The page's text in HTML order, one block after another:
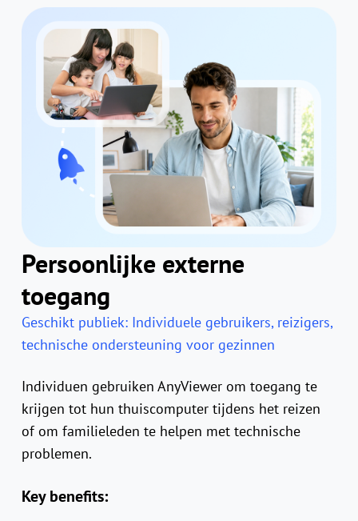
Persoonlijke externe
toegang
Geschikt publiek: Individuele gebruikers, reizigers,
technische ondersteuning voor gezinnen
Individuen gebruiken AnyViewer om toegang te
krijgen tot hun thuiscomputer tijdens het reizen
of om familieleden te helpen met technische
problemen.
Key benefits: